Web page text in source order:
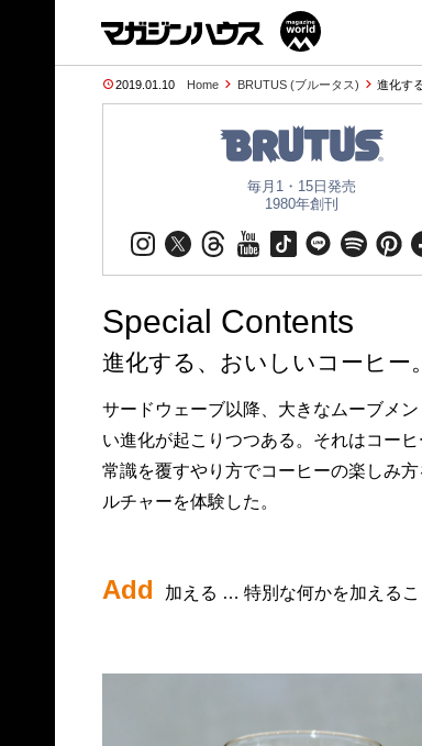
2019.01.10 Home BRUTUS (ブルータス) 進化す
毎月1・15日発売
1980年創刊
Special Contents
進化する、おいしいコーヒー。
サードウェーブ以降、大きなムーブメ
い進化が起こりつつある。それはコー
常識を覆すやり方でコーヒーの楽しみ
ルチャーを体験した。
Add 加える … 特別な何かを加えるこ